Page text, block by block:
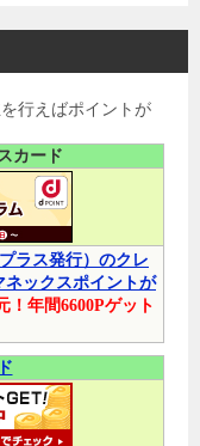
行えばポイントが
カード
ラス発行）のクレ
ネックスポイントが
！年間6600Pゲット